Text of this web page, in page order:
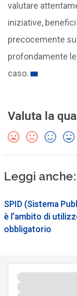
valutare
iniziative,
precocemente
profondamente
caso.
Valuta la
Leggi anche:
SPID (Sistema
è l’ambito di
obbligatorio